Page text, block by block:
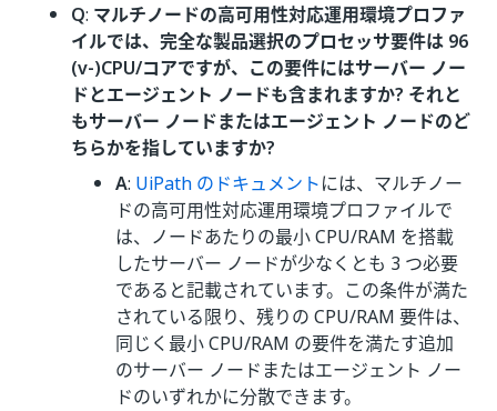
Q: マルチノードの高可用性対応運用環境プロファ
イルでは、完全な製品選択のプロセッサ要件は 96
(v-)CPU/コアですが、この要件にはサーバー ノー
ドとエージェント ノードも含まれますか? それと
もサーバー ノードまたはエージェント ノードのど
ちらかを指していますか?
A: UiPath のドキュメントには、マルチノー
ドの高可用性対応運用環境プロファイルで
は、ノードあたりの最小 CPU/RAM を搭載
したサーバー ノードが少なくとも 3 つ必要
であると記載されています。この条件が満た
されている限り、残りの CPU/RAM 要件は、
同じく最小 CPU/RAM の要件を満たす追加
のサーバー ノードまたはエージェント ノー
ドのいずれかに分散できます。